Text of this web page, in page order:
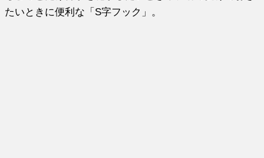
たいときに便利な「S字フック」。